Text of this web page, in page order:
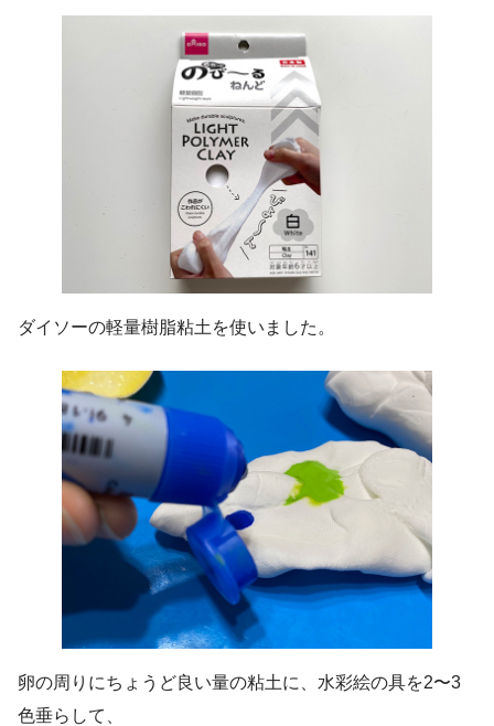
ダイソーの軽量樹脂粘土を使いました。
卵の周りにちょうど良い量の粘土に、水彩絵の具を2〜3
色垂らして、